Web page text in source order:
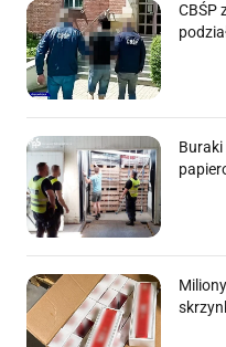
CBŚP
Buraki